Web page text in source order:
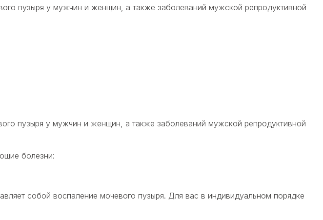
пузыря у мужчин и женщин, а также заболеваний мужской репродуктивной
пузыря у мужчин и женщин, а также заболеваний мужской репродуктивной
болезни:
собой воспаление мочевого пузыря. Для вас в индивидуальном порядке